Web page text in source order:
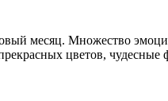
месяц. Множество
цветов,